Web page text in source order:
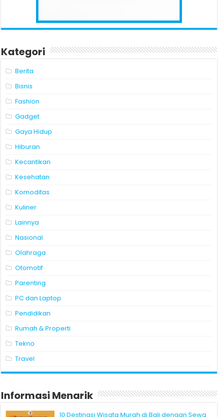
Kategori
Berita
Bisnis
Fashion
Gadget
Gaya Hidup
Hiburan
Kecantikan
Kesehatan
Komoditas
Kuliner
Lainnya
Nasional
Olahraga
Otomotif
Parenting
PC dan Laptop
Pendidikan
Rumah & Properti
Tekno
Travel
Informasi Menarik
10 Destinasi Wisata Murah di Bali dengan Sewa